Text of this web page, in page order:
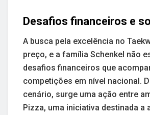
Desafios financeiros e
A busca pela excelência no
preço, e a família Schenkel não
desafios financeiros que
competições em nível nacional.
cenário, surge uma ação entre
Pizza, uma iniciativa destinada a